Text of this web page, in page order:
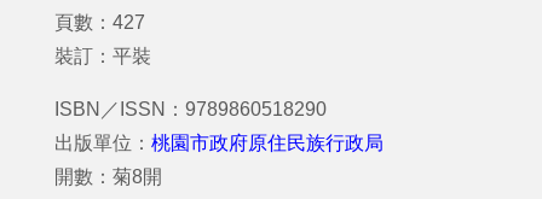
頁數：427
裝訂：平裝
ISBN／ISSN：9789860518290
出版單位： 桃園市政府原住民族行政局
開數：菊8開